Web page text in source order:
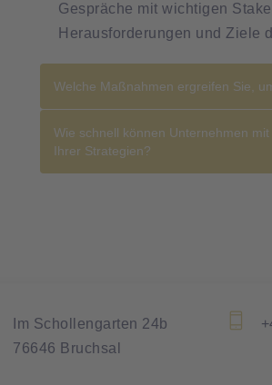
Gespräche mit wichtigen
Herausforderungen und Ziele
Welche Maßnahmen ergreifen Sie,
Wie schnell können Unternehmen
Ihrer Strategien?
Im Schollengarten 24b
76646 Bruchsal